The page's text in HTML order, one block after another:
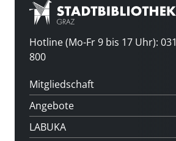
Hotline (Mo-Fr 9 bis 17 Uhr):
800
Mitgliedschaft
Angebote
LABUKA